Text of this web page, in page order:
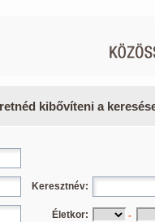
kibővíteni a
Keresztnév:
Életkor: -